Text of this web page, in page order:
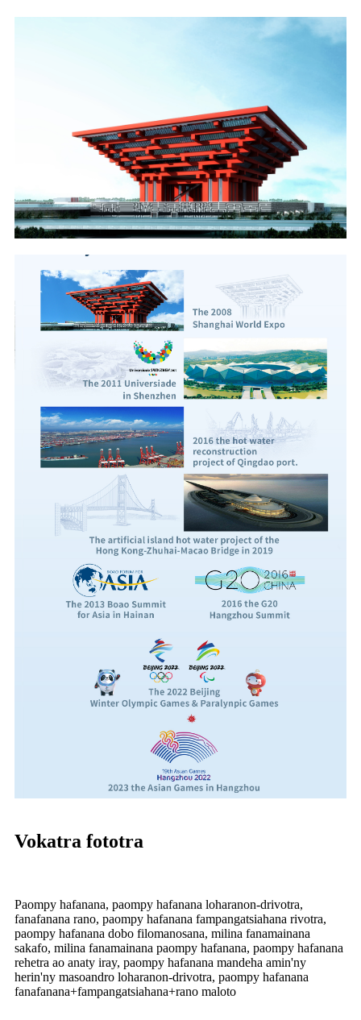
Vokatra fototra
Paompy hafanana, paompy hafanana loharanon-drivotra,
fanafanana rano, paompy hafanana fampangatsiahana rivotra,
paompy hafanana dobo filomanosana, milina fanamainana
sakafo, milina fanamainana paompy hafanana, paompy hafanana
rehetra ao anaty iray, paompy hafanana mandeha amin'ny
herin'ny masoandro loharanon-drivotra, paompy hafanana
fanafanana+fampangatsiahana+rano maloto